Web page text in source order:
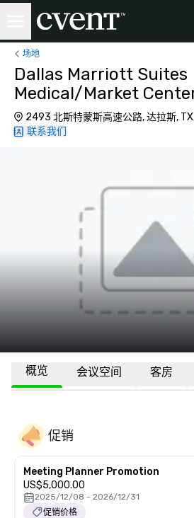
场地
Dallas Marriott Suites
Medical/Market
2493 北斯特蒙斯高速公路, 达拉斯,
联系我们
概览 会议空间 客房
促销
Meeting Planner Promotion
US$5,000.00
2025/12/08 - 2026/12/31
促销价格